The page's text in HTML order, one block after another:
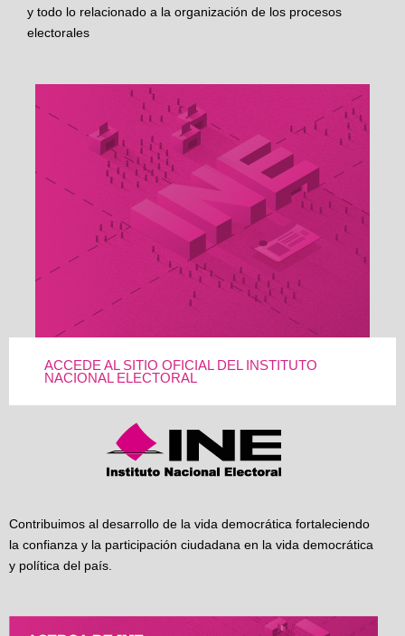
y todo lo relacionado a la organización de los procesos
electorales
ACCEDE AL SITIO OFICIAL DEL INSTITUTO
NACIONAL ELECTORAL
Contribuimos al desarrollo de la vida democrática fortaleciendo
la confianza y la participación ciudadana en la vida democrática
y política del país.